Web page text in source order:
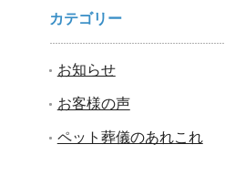
カテゴリー
お知らせ
お客様の声
ペット葬儀のあれこれ